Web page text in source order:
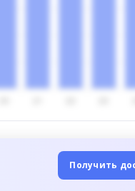
Получить